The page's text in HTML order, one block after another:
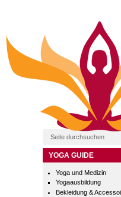
YOGA GUIDE
Yoga und Medizin
Yogaausbildung
Bekleidung &